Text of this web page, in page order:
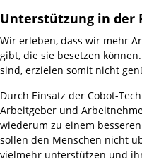
Unterstützung in der
Wir erleben, dass wir mehr
gibt, die sie besetzen
sind, erzielen somit nicht
Durch Einsatz der Cobot-
Arbeitgeber und
wiederum zu einem
sollen den Menschen nicht
vielmehr unterstützen und